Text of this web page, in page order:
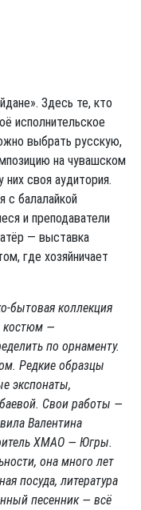
Здесь те, кто
исполнительское
выбрать русскую,
на чувашском
своя аудитория.
с балалайкой
и преподаватели
— выставка
где хозяйничает
бытовая коллекция
костюм —
по орнаменту.
Редкие образцы
экспонаты,
Свои работы —
Валентина
ХМАО — Югры.
она много лет
посуда, литература
песенник — всё